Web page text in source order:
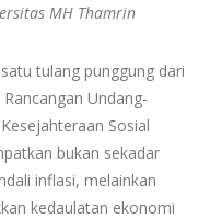
MH Thamrin
tulang punggung dari
Undang-
Sosial
bukan sekadar
inflasi, melainkan
kedaulatan ekonomi